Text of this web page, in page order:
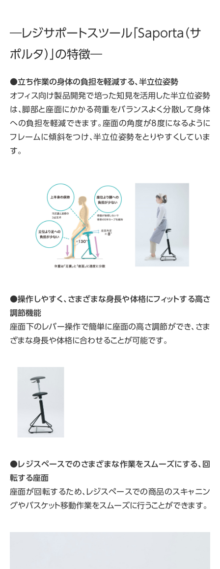
―レジサポートスツール「Saporta（サ
ポルタ）」の特徴―
●立ち作業の身体の負担を軽減する、半立位姿勢
オフィス向け製品開発で培った知見を活用した半立位姿勢
は、脚部と座面にかかる荷重をバランスよく分散して身体
への負担を軽減できます。座面の角度が8度になるように
フレームに傾斜をつけ、半立位姿勢をとりやすくしていま
す。
●操作しやすく、さまざまな身長や体格にフィットする高さ
調節機能
座面下のレバー操作で簡単に座面の高さ調節ができ、さま
ざまな身長や体格に合わせることが可能です。
●レジスペースでのさまざまな作業をスムーズにする、回
転する座面
座面が回転するため、レジスペースでの商品のスキャニン
グやバスケット移動作業をスムーズに行うことができます。